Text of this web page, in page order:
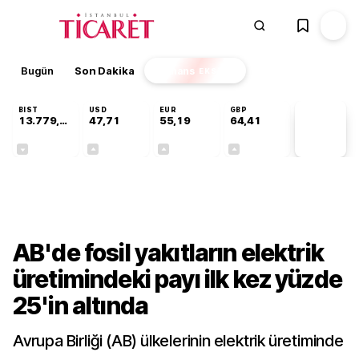
Bugün Son Dakika Finans EKSTRA
BIST
13.779,39
USD
47,71
EUR
55,19
GBP
64,41
AB'de fosil yakıtların elektrik
üretimindeki payı ilk kez yüzde
25'in altında
Avrupa Birliği (AB) ülkelerinin elektrik üretiminde